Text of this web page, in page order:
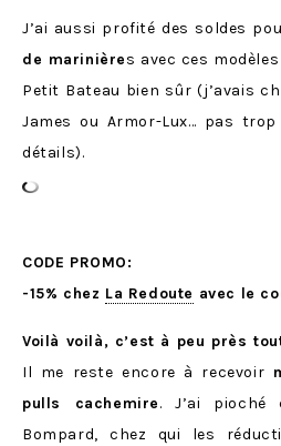
J’ai aussi profité des soldes
de marinières avec ces
Petit Bateau bien sûr (j’avais
James ou Armor-Lux… pas
détails).
CODE PROMO:
-15% chez La Redoute avec le
Voilà voilà, c’est à peu près
Il me reste encore à recevoir
pulls cachemire. J’ai pioché
Bompard, chez qui les